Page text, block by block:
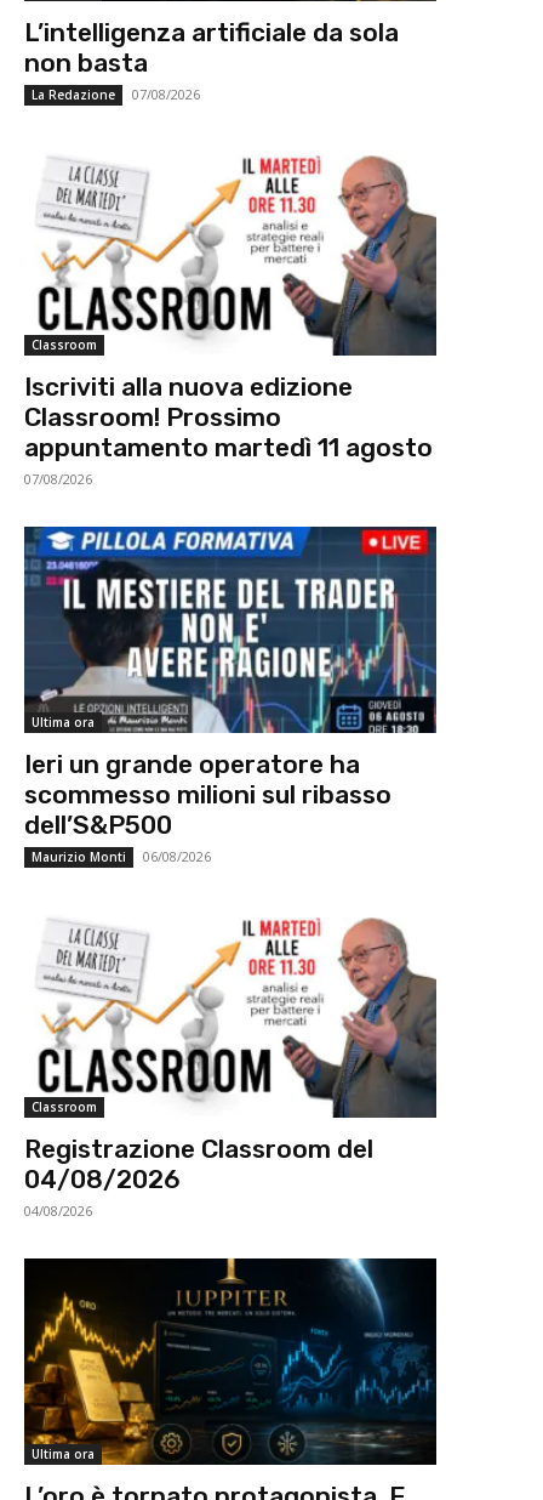
L’intelligenza artificiale da sola
non basta
La Redazione 07/08/2026
Classroom
Iscriviti alla nuova edizione
Classroom! Prossimo
appuntamento martedì 11 agosto
07/08/2026
Ultima ora
Ieri un grande operatore ha
scommesso milioni sul ribasso
dell’S&P500
Maurizio Monti 06/08/2026
Classroom
Registrazione Classroom del
04/08/2026
04/08/2026
Ultima ora